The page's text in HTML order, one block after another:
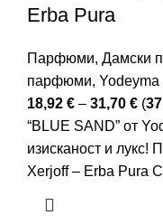
Erba Pura
Парфюми, Дамски
парфюми, Yodeyma
18,92 € – 31,70 € (
“BLUE SAND” от
изисканост и лукс!
Xerjoff – Erba Pura